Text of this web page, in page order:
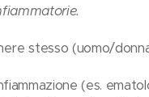
stesso (uomo/
(es.